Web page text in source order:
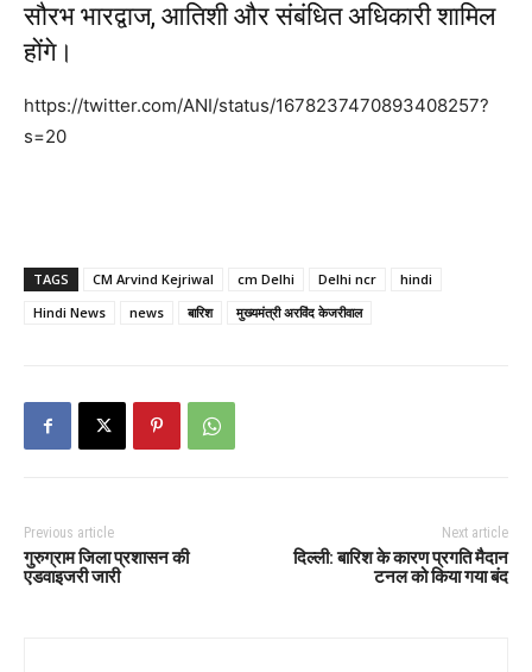
सौरभ भारद्वाज, आतिशी और संबंधित अधिकारी शामिल
होंगे।
https://twitter.com/ANI/status/1678237470893408257?
s=20
TAGS CM Arvind Kejriwal cm Delhi Delhi ncr
hindi
Hindi News
news बारिश मुख्यमंत्री अरविंद केजरीवाल
Previous article
गुरुग्राम जिला प्रशासन की
एडवाइजरी जारी
Next article
दिल्ली: बारिश के कारण प्रगति मैदान
टनल को किया गया बंद